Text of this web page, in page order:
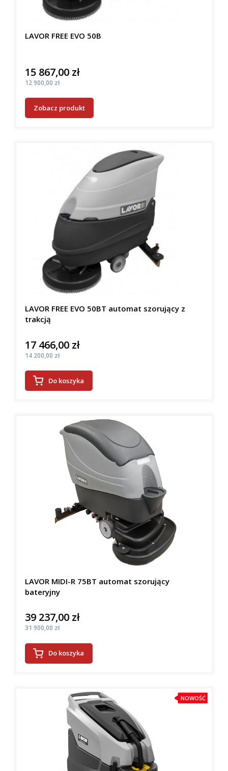
LAVOR FREE EVO 50B
Cena
15 867,00 zł
Cena
12 900,00 zł
Zobacz produkt
LAVOR FREE EVO 50BT automat szorujący z
trakcją
Cena
17 466,00 zł
Cena
14 200,00 zł
Do koszyka
LAVOR MIDI-R 75BT automat szorujący
bateryjny
Cena
39 237,00 zł
Cena
31 900,00 zł
Do koszyka
NOWOŚĆ